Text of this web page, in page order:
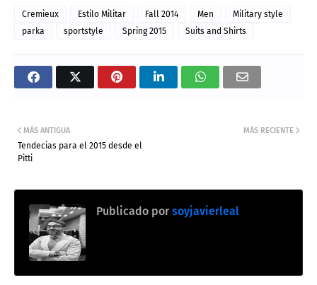
Cremieux Estilo Militar Fall 2014 Men
Military style
parka
sportstyle Spring 2015 Suits and Shirts
MÁS RECIENTE
MÁS ANTIGUA
Tendecias para el 2015 desde el
Pitti
Publicado por soyjavierleal